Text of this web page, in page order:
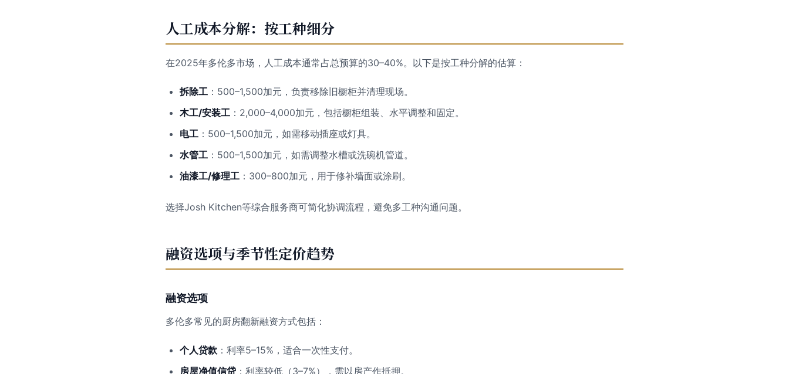
人工成本分解：按工种细分
在2025年多伦多市场，人工成本通常占总预算的30–40%。以下是按工种分解的估算：
拆除工 ：500–1,500加元，负责移除旧橱柜并清理现场。
木工/安装工 ：2,000–4,000加元，包括橱柜组装、水平调整和固定。
电工 ：500–1,500加元，如需移动插座或灯具。
水管工 ：500–1,500加元，如需调整水槽或洗碗机管道。
油漆工/修理工 ：300–800加元，用于修补墙面或涂刷。
选择Josh Kitchen等综合服务商可简化协调流程，避免多工种沟通问题。
融资选项与季节性定价趋势
融资选项
多伦多常见的厨房翻新融资方式包括：
个人贷款 ：利率5–15%，适合一次性支付。
房屋净值信贷 ：利率较低（3–7%），需以房产作抵押。